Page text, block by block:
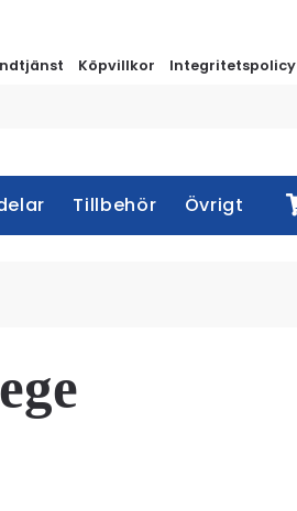
Köpvillkor Integritetspolicy
Tillbehör Övrigt